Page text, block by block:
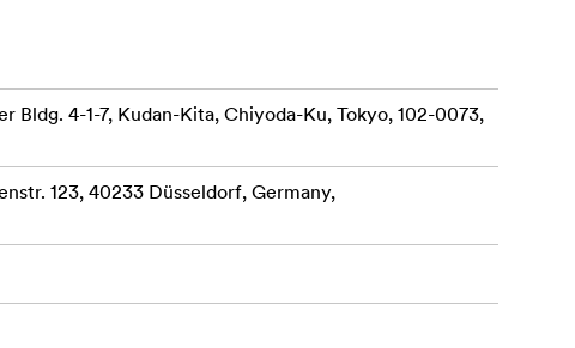
Bldg. 4-1-7, Kudan-Kita, Chiyoda-Ku, Tokyo, 102-0073,
123, 40233 Düsseldorf, Germany,